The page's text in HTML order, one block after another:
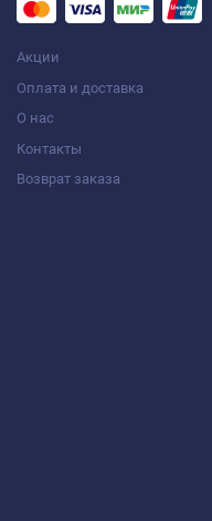
Акции
Оплата и доставка
О нас
Контакты
Возврат заказа